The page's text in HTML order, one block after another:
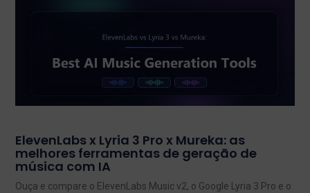
ElevenLabs x Lyria 3 Pro x Mureka: as
melhores ferramentas de geração de
música com IA
Ouça e compare o ElevenLabs Music v2, o Google Lyria 3 Pro e o